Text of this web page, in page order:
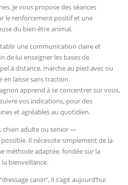
je vous propose des séances
le renforcement positif et une
du bien-être animal.
une communication claire et
de lui enseigner les bases de
à distance, marche au pied avec ou
en laisse sans traction.
apprend à se concentrer sur vous,
vos indications, pour des
et agréables au quotidien.
chien adulte ou senior —
Il nécessite simplement de la
méthode adaptée, fondée sur la
bienveillance.
canin”, il s’agit aujourd’hui